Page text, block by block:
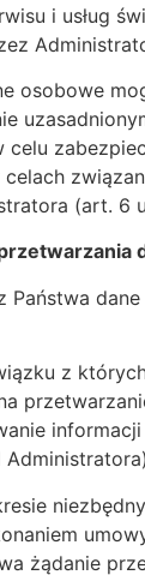
i usług
osobowe
celu
(art. 6
Państwa
z
żądanie